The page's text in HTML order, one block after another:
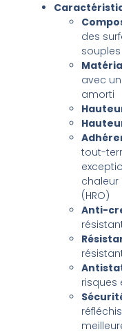
des
souples
avec
amorti
tout-
chaleur
(HRO)
Anti-
risques